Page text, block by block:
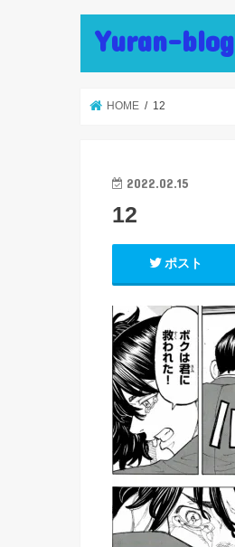
Yuran-blog
HOME 12
2022.02.15
12
ポスト